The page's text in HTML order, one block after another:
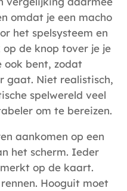
omdat je een macho
het spelsysteem en
de knop tover je je
ook bent, zodat
gaat. Niet realistisch,
spelwereld veel
om te bereizen.
aankomen op een
het scherm. Ieder
op de kaart.
Hooguit moet